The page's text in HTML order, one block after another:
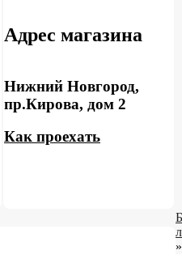
Адрес магазина
Нижний Новгород,
пр.Кирова, дом 2
Как проехать
»